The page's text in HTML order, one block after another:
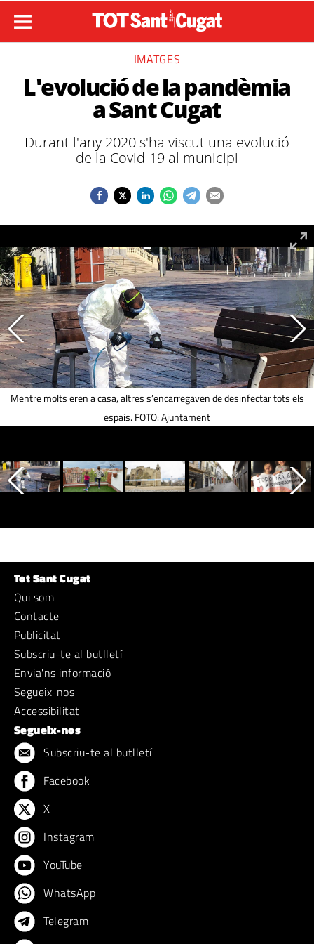
IMATGES
L'evolució de la pandèmia
a Sant Cugat
Durant l'any 2020 s'ha viscut una evolució
de la Covid-19 al municipi
Mentre molts eren a casa, altres s’encarregaven de desinfectar tots els
espais. FOTO: Ajuntament
Tot Sant Cugat
Qui som
Contacte
Publicitat
Subscriu-te al butlletí
Envia'ns informació
Segueix-nos
Accessibilitat
Segueix-nos
Subscriu-te al butlletí
Facebook
X
Instagram
YouTube
WhatsApp
Telegram